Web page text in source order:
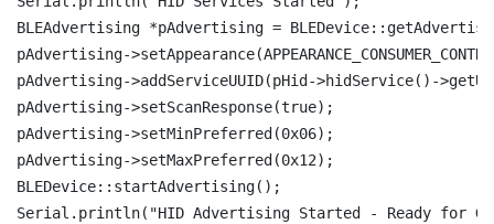
BLEAdvertising *pAdvertising =
pAdvertising-
pAdvertising->addServiceUUID(pHid->hidService()-
pAdvertising->setScanResponse(true);
pAdvertising->setMinPreferred(0x06);
pAdvertising->setMaxPreferred(0x12);
BLEDevice::startAdvertising();
Serial.println("HID Advertising Started - Ready for